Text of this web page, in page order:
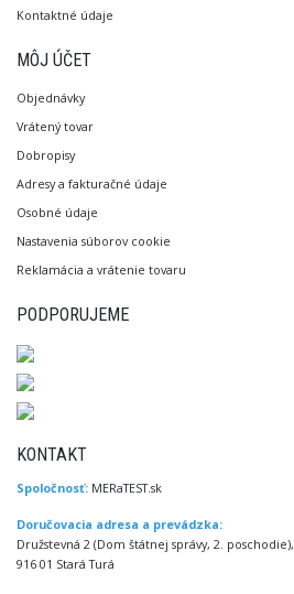
Kontaktné údaje
MÔJ ÚČET
Objednávky
Vrátený tovar
Dobropisy
Adresy a fakturačné údaje
Osobné údaje
Nastavenia súborov cookie
Reklamácia a vrátenie tovaru
PODPORUJEME
KONTAKT
Spoločnosť: MERaTEST.sk
Doručovacia adresa a prevádzka:
Družstevná 2 (Dom štátnej správy, 2. poschodie),
916 01 Stará Turá